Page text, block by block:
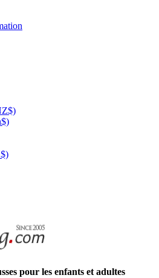
pour les enfants et adultes